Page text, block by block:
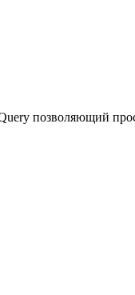
позволяющий